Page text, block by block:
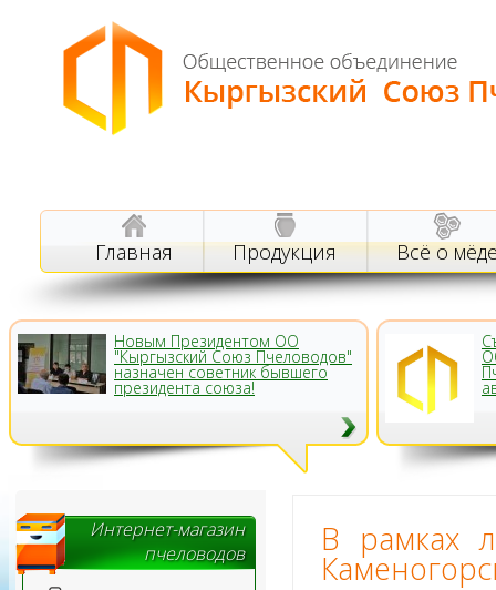
Главная Продукция Всё о
Новым Президентом ОО
"Кыргызский Союз Пчеловодов"
назначен советник бывшего
президента союза!
Интернет-магазин
пчеловодов
В рамках